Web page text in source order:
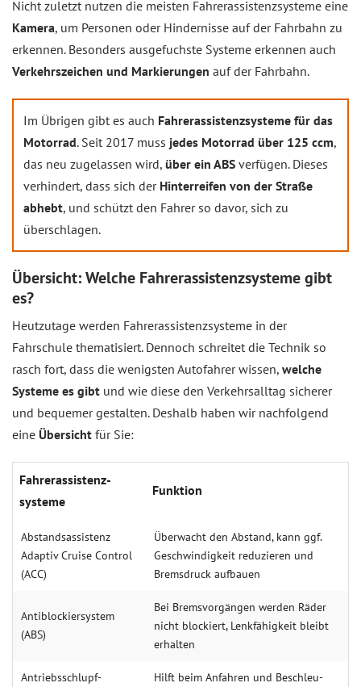
Nicht zuletzt nutzen die meisten Fahrerassistenzsysteme eine
Kamera, um Personen oder Hindernisse auf der Fahrbahn zu
erkennen. Besonders ausgefuchste Systeme erkennen auch
Verkehrszeichen und Markierungen auf der Fahrbahn.
Im Übrigen gibt es auch Fahrerassistenzsysteme für das
Motorrad. Seit 2017 muss jedes Motorrad über 125 ccm,
das neu zugelassen wird, über ein ABS verfügen. Dieses
verhindert, dass sich der Hinterreifen von der Straße
abhebt, und schützt den Fahrer so davor, sich zu
überschlagen.
Übersicht: Welche Fahrerassistenzsysteme gibt
es?
Heutzutage werden Fahrerassistenzsysteme in der
Fahrschule thematisiert. Dennoch schreitet die Technik so
rasch fort, dass die wenigsten Autofahrer wissen, welche
Systeme es gibt und wie diese den Verkehrsalltag sicherer
und bequemer gestalten. Deshalb haben wir nachfolgend
eine Übersicht für Sie:
Fahrer­assis­tenz­
syste­me
Funk­tion
Abstands­assistenz
Adaptiv Cruise Control
(ACC)
Über­wacht den Ab­stand, kann ggf.
Geschwin­dig­keit redu­zieren und
Brems­druck aufbauen
Anti­blo­ckier­system
(ABS)
Bei Brems­vorgäng­en wer­den Räder
nicht blo­ckiert, Lenk­fähigkeit bleibt
erhal­ten
Antriebs­schlupf­
Hilft beim An­fahren und Be­schleu­